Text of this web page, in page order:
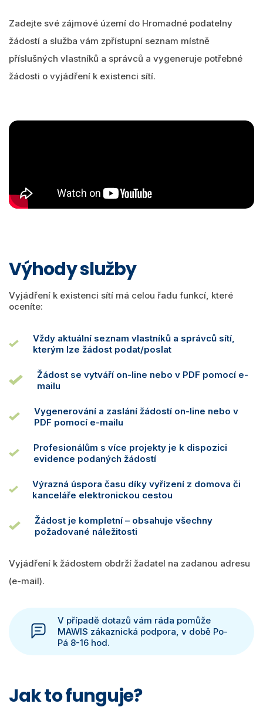
Zadejte své zájmové území do Hromadné podatelny
žádostí a služba vám zpřístupní seznam místně
příslušných vlastníků a správců a vygeneruje potřebné
žádosti o vyjádření k existenci sítí.
Výhody služby
Vyjádření k existenci sítí má celou řadu funkcí, které
oceníte:
Vždy aktuální seznam vlastníků a správců sítí,
kterým lze žádost podat/poslat
Žádost se vytváří on-line nebo v PDF pomocí e-
mailu
Vygenerování a zaslání žádostí on-line nebo v
PDF pomocí e-mailu
Profesionálům s více projekty je k dispozici
evidence podaných žádostí
Výrazná úspora času díky vyřízení z domova či
kanceláře elektronickou cestou
Žádost je kompletní – obsahuje všechny
požadované náležitosti
Vyjádření k žádostem obdrží žadatel na zadanou adresu
(e-mail).
V případě dotazů vám ráda pomůže
MAWIS zákaznická podpora, v době Po-
Pá 8-16 hod.
Jak to funguje?